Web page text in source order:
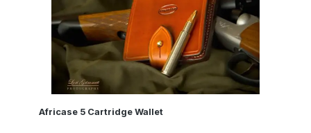
Africase 5 Cartridge Wallet